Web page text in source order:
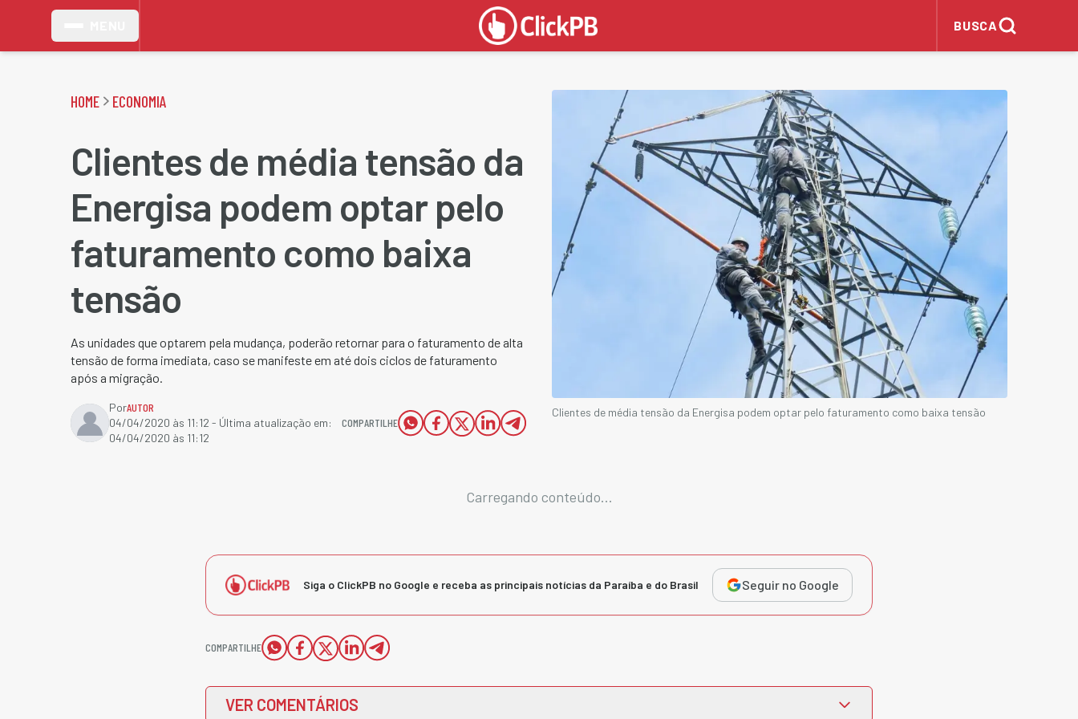
BUSCA
HOME ECONOMIA
Clientes de média tensão da
Energisa podem optar pelo
faturamento como baixa
tensão
As unidades que optarem pela mudança, poderão retornar para o faturamento de alta
tensão de forma imediata, caso se manifeste em até dois ciclos de faturamento
após a migração.
PorAUTOR
04/04/2020 às 11:12 - Última atualização em:
04/04/2020 às 11:12
COMPARTILHE
Clientes de média tensão da Energisa podem optar pelo faturamento como baixa tensão
Carregando conteúdo...
Siga o ClickPB no Google e receba as principais notícias da Paraíba e do Brasil Seguir no Google
COMPARTILHE
VER COMENTÁRIOS